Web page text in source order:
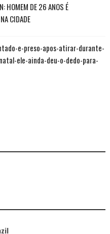
HOMEM DE 26 ANOS É
CIDADE
e-preso-apos-atirar-durante-
ele-ainda-deu-o-dedo-para-